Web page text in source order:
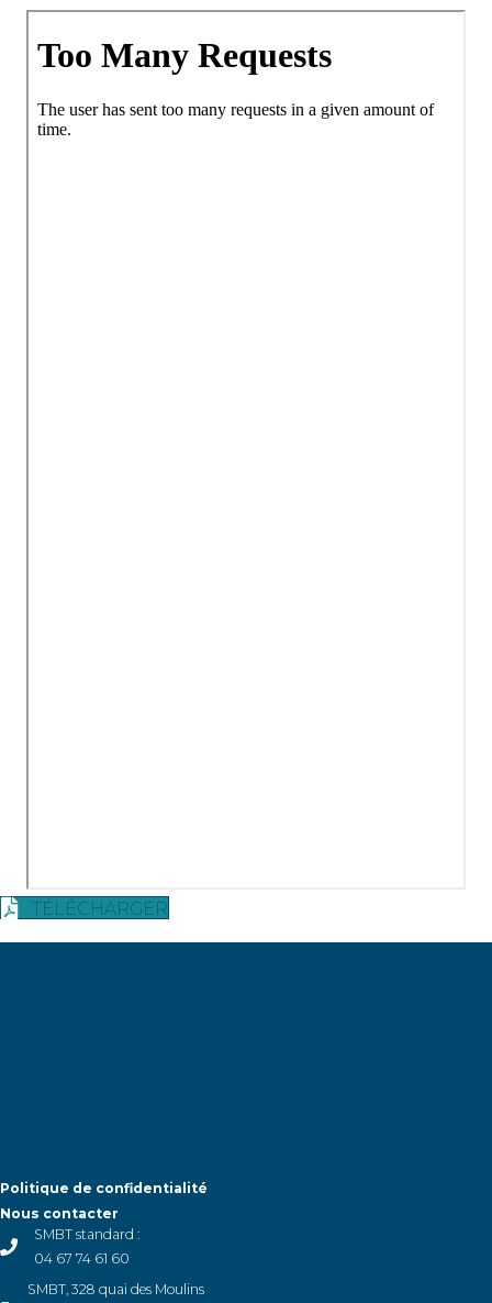
TÉLÉCHARGER
Politique de confidentialité
Nous contacter
SMBT standard :
04 67 74 61 60
SMBT, 328 quai des Moulins